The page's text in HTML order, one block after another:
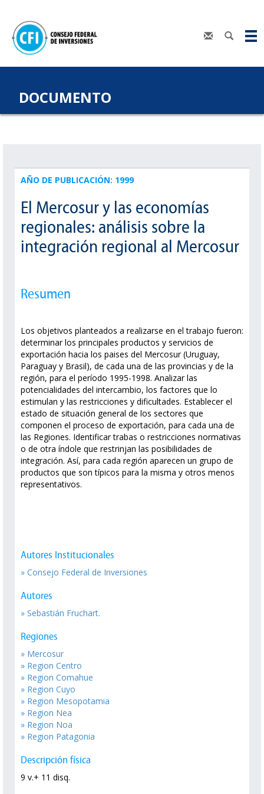
DOCUMENTO
AÑO DE PUBLICACIÓN: 1999
El Mercosur y las economías
regionales: análisis sobre la
integración regional al Mercosur
Resumen
Los objetivos planteados a realizarse en el trabajo fueron:
determinar los principales productos y servicios de
exportación hacia los paises del Mercosur (Uruguay,
Paraguay y Brasil), de cada una de las provincias y de la
región, para el período 1995-1998. Analizar las
potencialidades del intercambio, los factores que lo
estimulan y las restricciones y dificultades. Establecer el
estado de situación general de los sectores que
componen el proceso de exportación, para cada una de
las Regiones. Identificar trabas o restricciones normativas
o de otra índole que restrinjan las posibilidades de
integración. Así, para cada región aparecen un grupo de
productos que son típicos para la misma y otros menos
representativos.
Autores Institucionales
» Consejo Federal de Inversiones
Autores
» Sebastián Fruchart.
Regiones
» Mercosur
» Region Centro
» Region Comahue
» Region Cuyo
» Region Mesopotamia
» Region Nea
» Region Noa
» Region Patagonia
Descripción física
9 v.+ 11 disq.